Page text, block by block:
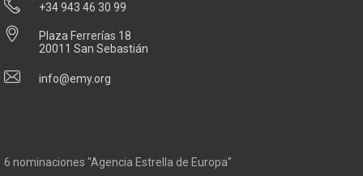
+34 943 46 30 99
Plaza Ferrerías 18
20011 San Sebastián
info@emy.org
6 nominaciones "Agencia Estrella de Europa"